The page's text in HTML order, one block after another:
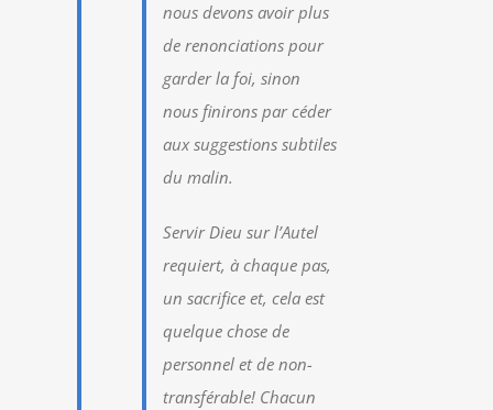
nous devons avoir plus
de renonciations pour
garder la foi, sinon
nous finirons par céder
aux suggestions subtiles
du malin.
Servir Dieu sur l’Autel
requiert, à chaque pas,
un sacrifice et, cela est
quelque chose de
personnel et de non-
transférable! Chacun